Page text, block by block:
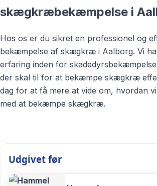
skægkræbekæmpelse i
Hos os er du sikret en professionel og
bekæmpelse af skægkræ i Aalborg. Vi
erfaring inden for
der skal til for at bekæmpe skægkræ
dag for at få mere at vide om, hvordan
med at bekæmpe skægkræ.
Udgivet før